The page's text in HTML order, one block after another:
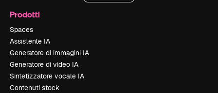
Prodotti
Spaces
Assistente IA
Generatore di immagini IA
Generatore di video IA
Sintetizzatore vocale IA
Contenuti stock